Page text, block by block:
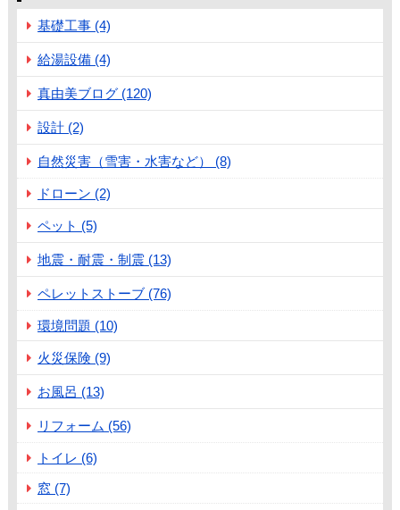
基礎工事 (4)
給湯設備 (4)
真由美ブログ (120)
設計 (2)
自然災害（雪害・水害など） (8)
ドローン (2)
ペット (5)
地震・耐震・制震 (13)
ペレットストーブ (76)
環境問題 (10)
火災保険 (9)
お風呂 (13)
リフォーム (56)
トイレ (6)
窓 (7)